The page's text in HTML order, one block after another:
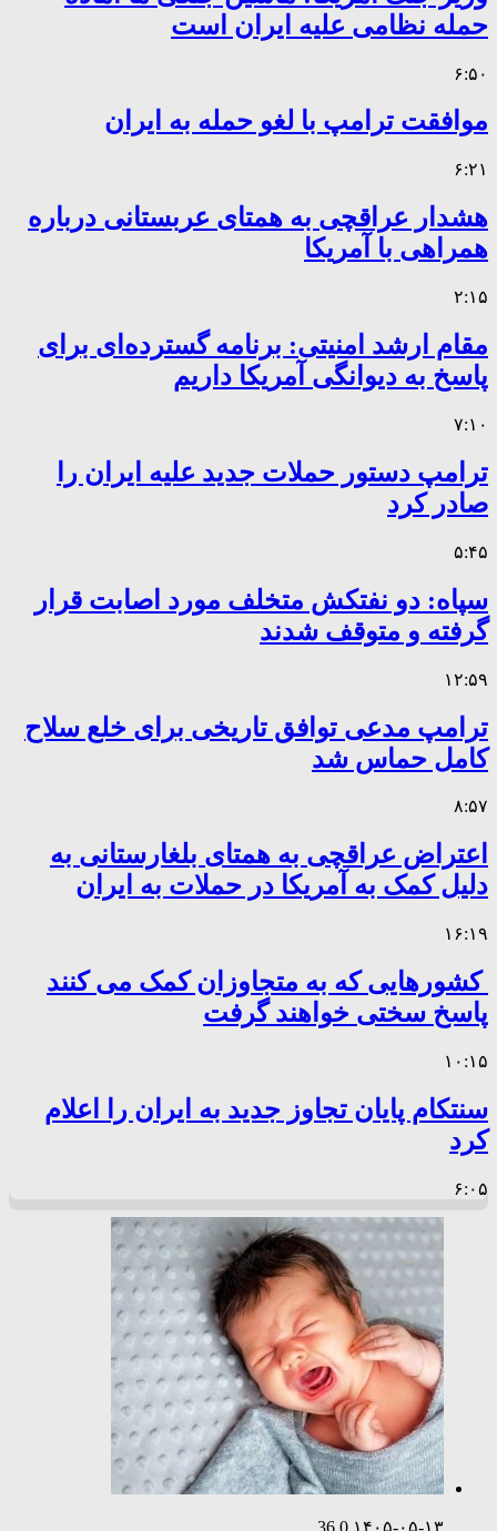
حمله نظامی علیه ایران است
۶:۵۰
موافقت ترامپ با لغو حمله به ایران
۶:۲۱
هشدار عراقچی به همتای عربستانی درباره
همراهی با آمریکا
۲:۱۵
مقام ارشد امنیتی: برنامه گسترده‌ای برای
پاسخ به دیوانگی آمریکا داریم
۷:۱۰
ترامپ دستور حملات جدید علیه ایران را
صادر کرد
۵:۴۵
سپاه: دو نفتکش متخلف مورد اصابت قرار
گرفته و متوقف شدند
۱۲:۵۹
ترامپ مدعی توافق تاریخی برای خلع سلاح
کامل حماس شد
۸:۵۷
اعتراض عراقچی به همتای بلغارستانی به
دلیل کمک به آمریکا در حملات به ایران
۱۶:۱۹
کشورهایی که به متجاوزان کمک می کنند
پاسخ سختی خواهند گرفت
۱۰:۱۵
سنتکام پایان تجاوز جدید به ایران را اعلام
کرد
۶:۰۵
۱۴۰۵-۰۵-۱۳ 0
36